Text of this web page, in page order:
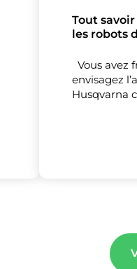
Mesure
Tout
Tout
les robots
Vous avez
envisagez
Husqvarna